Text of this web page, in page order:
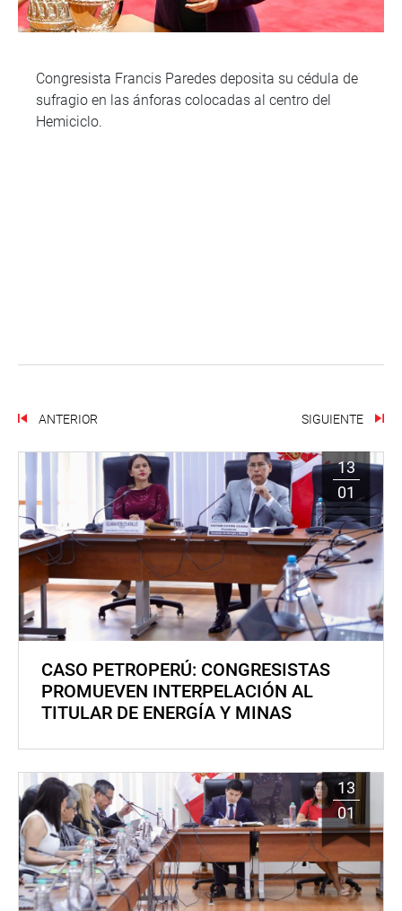
Congresista Francis Paredes deposita su cédula de
sufragio en las ánforas colocadas al centro del
Hemiciclo.
ANTERIOR SIGUIENTE
13
01
CASO PETROPERÚ: CONGRESISTAS
PROMUEVEN INTERPELACIÓN AL
TITULAR DE ENERGÍA Y MINAS
13
01